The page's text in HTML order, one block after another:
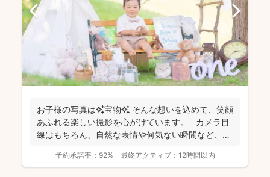
お子様の写真は✨宝物✨ そんな想いを込めて、笑顔
あふれる楽しい撮影を心がけています。 カメラ目
線はもちろん、自然な表情や何気ない瞬間など、ご
予約承諾率： 92% 最終アクティブ： 12時間以内